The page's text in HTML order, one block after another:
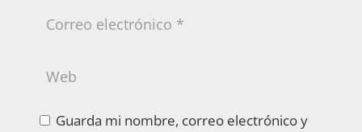
Guarda mi nombre, correo electrónico y